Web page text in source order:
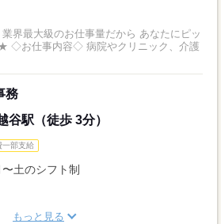
業界最大級のお仕事量だから あなたにピッ
護
務
谷駅（徒歩 3分）
一部支給
土のシフト制
もっと見る